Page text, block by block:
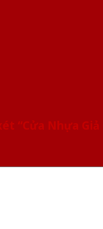
“Cửa Nhựa Giả